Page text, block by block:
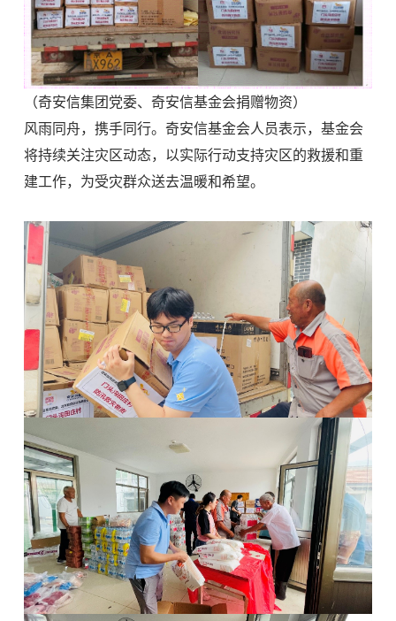
（奇安信集团党委、奇安信基金会捐赠物资）
风雨同舟，携手同行。奇安信基金会人员表示，基金会
将持续关注灾区动态，以实际行动支持灾区的救援和重
建工作，为受灾群众送去温暖和希望。